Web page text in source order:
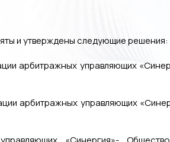
и утверждены следующие решения:
арбитражных управляющих
арбитражных управляющих